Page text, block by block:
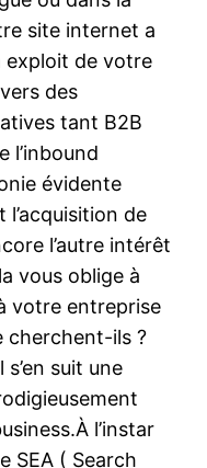
site internet a
exploit de votre
des
tant B2B
l’inbound
évidente
l’acquisition de
l’autre intérêt
vous oblige à
votre entreprise
cherchent-ils ?
suit une
l’instar
SEA ( Search